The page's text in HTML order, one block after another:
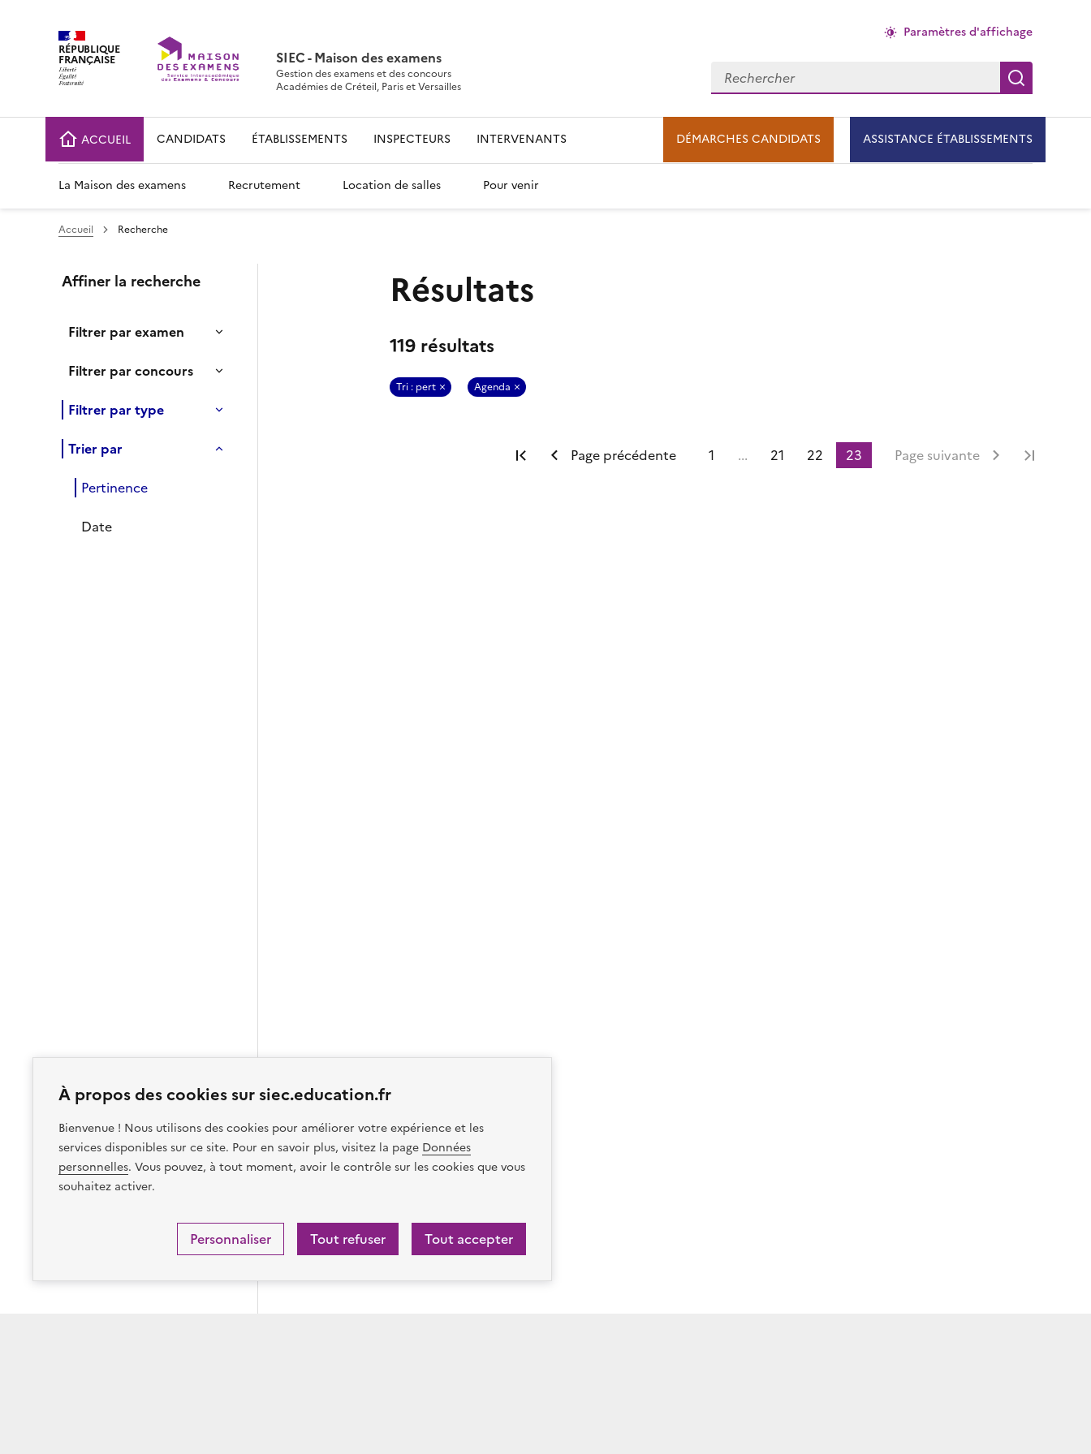
À propos des cookies sur siec.education.fr
Bienvenue ! Nous utilisons des cookies pour améliorer votre expérience et les
services disponibles sur ce site. Pour en savoir plus, visitez la page Données
personnelles. Vous pouvez, à tout moment, avoir le contrôle sur les cookies que vous
souhaitez activer.
Tout accepter
Tout refuser
Personnaliser
RÉPUBLIQUE
FRANÇAISE SIEC - Maison des examens
Gestion des examens et des concours
Académies de Créteil, Paris et Versailles
Paramètres d'affichage
Rechercher
ACCUEIL CANDIDATS ÉTABLISSEMENTS INSPECTEURS INTERVENANTS DÉMARCHES CANDIDATS ASSISTANCE ÉTABLISSEMENTS
La Maison des examens Recrutement Location de salles Pour venir
Accueil Recherche
Affiner la recherche
Filtrer par examen
Filtrer par concours
Filtrer par type
Trier par
Pertinence
Date
Résultats
119 résultats
Tri : pert Agenda
Première page
Page précédente 1 ... 21 22 23 Page suivante